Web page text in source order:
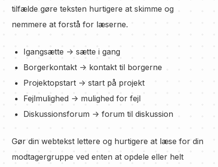
tilfælde gøre teksten hurtigere at skimme og
nemmere at forstå for læserne.
Igangsætte -> sætte i gang
Borgerkontakt -> kontakt til borgerne
Projektopstart -> start på projekt
Fejlmulighed -> mulighed for fejl
Diskussionsforum -> forum til diskussion
Gør din webtekst lettere og hurtigere at læse for din
modtagergruppe ved enten at opdele eller helt